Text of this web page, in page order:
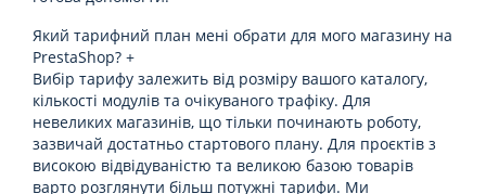
Який тарифний план мені обрати для мого магазину на
PrestaShop? +
Вибір тарифу залежить від розміру вашого каталогу,
кількості модулів та очікуваного трафіку. Для
невеликих магазинів, що тільки починають роботу,
зазвичай достатньо стартового плану. Для проєктів з
високою відвідуваністю та великою базою товарів
варто розглянути більш потужні тарифи. Ми